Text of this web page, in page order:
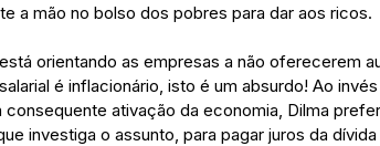
a mão no bolso dos pobres para dar aos ricos.
orientando as empresas a não oferecerem
é inflacionário, isto é um absurdo! Ao
consequente ativação da economia, Dilma
investiga o assunto, para pagar juros da